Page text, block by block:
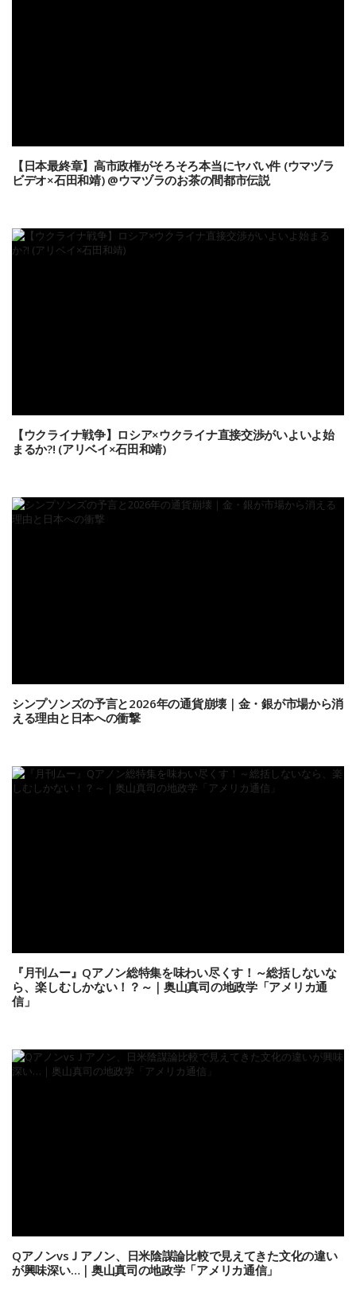
【日本最終章】高市政権がそろそろ本当にヤバい件 (ウマヅラ
ビデオ×石田和靖) @ウマヅラのお茶の間都市伝説
【ウクライナ戦争】ロシア×ウクライナ直接交渉がいよいよ始
まるか?! (アリベイ×石田和靖)
シンプソンズの予言と2026年の通貨崩壊｜金・銀が市場から消
える理由と日本への衝撃
『月刊ムー』Qアノン総特集を味わい尽くす！～総括しないな
ら、楽しむしかない！？～｜奥山真司の地政学「アメリカ通
信」
QアノンvsＪアノン、日米陰謀論比較で見えてきた文化の違い
が興味深い…｜奥山真司の地政学「アメリカ通信」